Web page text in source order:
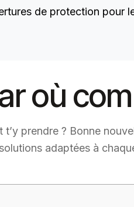
de protection pour
où
prendre ? Bonne
adaptées à